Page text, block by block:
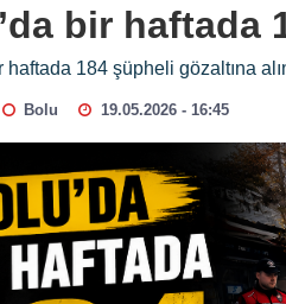
bir haftada
haftada 184 şüpheli gözaltına
Bolu 19.05.2026 - 16:45